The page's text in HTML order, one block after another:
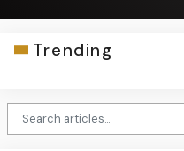
Trending